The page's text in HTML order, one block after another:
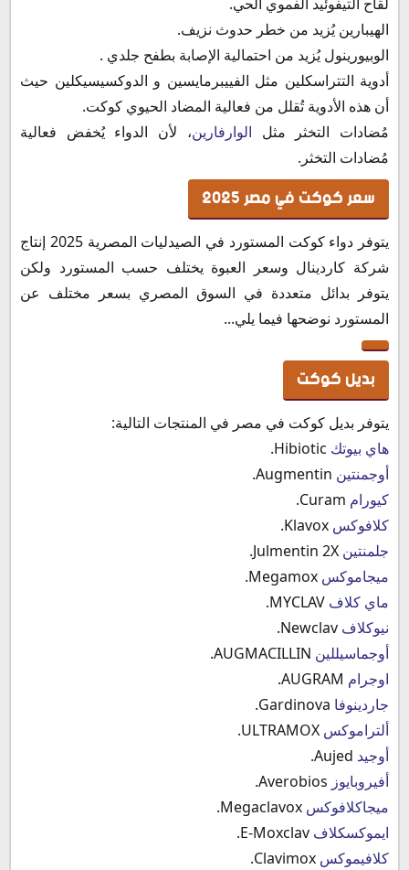
الهيبارين يُزيد من خطر حدوث نزيف.
الوبيورينول يُزيد من احتمالية الإصابة بطفح جلدي .
أدوية التتراسكلين مثل الفييبرمايسين و الدوكسيسيكلين حيث
أن هذه الأدوية تُقلل من فعالية المضاد الحيوي كوكت.
مُضادات التخثر مثل الوارفارين، لأن الدواء يُخفض فعالية
مُضادات التخثر.
سعر كوكت في مصر 2025
يتوفر دواء كوكت المستورد في الصيدليات المصرية 2025 إنتاج
شركة كاردينال وسعر العبوة يختلف حسب المستورد ولكن
يتوفر بدائل متعددة في السوق المصري بسعر مختلف عن
المستورد نوضحها فيما يلي...
بديل كوكت
يتوفر بديل كوكت في مصر في المنتجات التالية:
هاي بيوتك
أوجمنتين
كيورام
كلافوكس
جلمنتين
ميجاموكس
ماي كلاف
نيوكلاف
أوجماسيللين
اوجرام
جاردينوفا
ألتراموكس
أوجيد
أفيروبايوز
ميجاكلافوكس
ايموكسكلاف
كلافيموكس